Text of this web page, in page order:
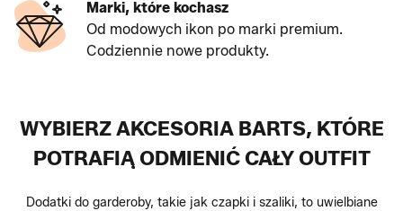
Marki, które kochasz
Od modowych ikon po marki premium.
Codziennie nowe produkty.
WYBIERZ AKCESORIA BARTS, KTÓRE
POTRAFIĄ ODMIENIĆ CAŁY OUTFIT
Dodatki do garderoby, takie jak czapki i szaliki, to uwielbiane